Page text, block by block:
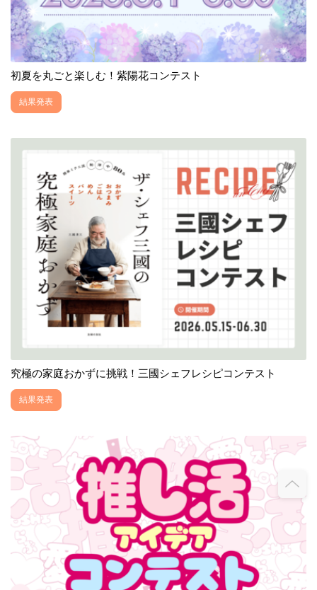
初夏を丸ごと楽しむ！紫陽花コンテスト
結果発表
究極の家庭おかずに挑戦！三國シェフレシピコンテスト
結果発表